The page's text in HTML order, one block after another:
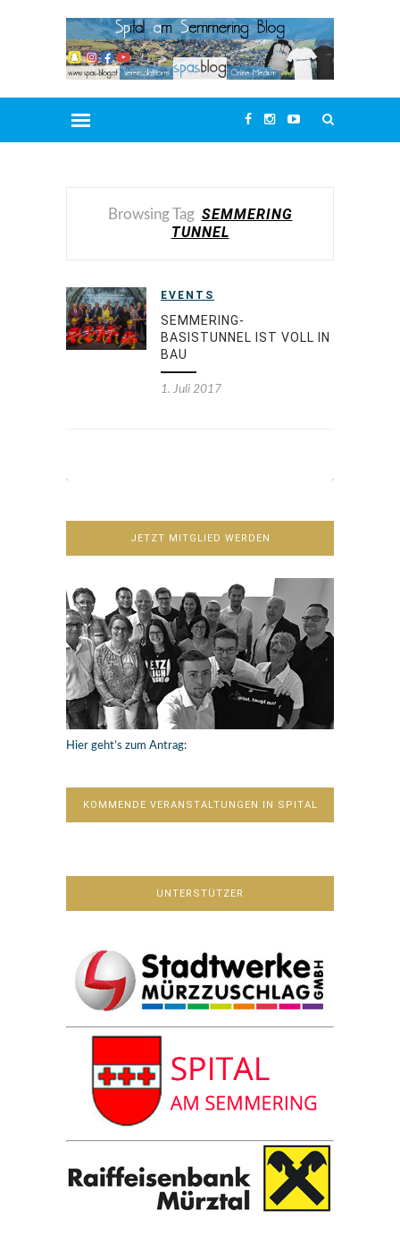
Browsing Tag SEMMERING
TUNNEL
EVENTS
SEMMERING-
BASISTUNNEL IST VOLL IN
BAU
1. Juli 2017
JETZT MITGLIED WERDEN
Hier geht’s zum Antrag:
KOMMENDE VERANSTALTUNGEN IN SPITAL
UNTERSTÜTZER